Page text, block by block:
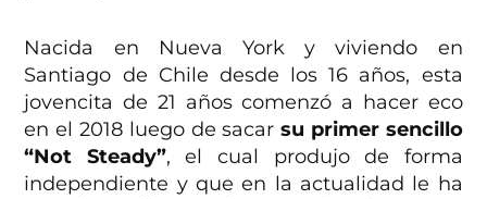
Nacida en Nueva York y viviendo en
Santiago de Chile desde los 16 años, esta
jovencita de 21 años comenzó a hacer eco
en el 2018 luego de sacarsu primer sencillo
“Not Steady”, el cual produjo de forma
independiente y que en la actualidad le ha